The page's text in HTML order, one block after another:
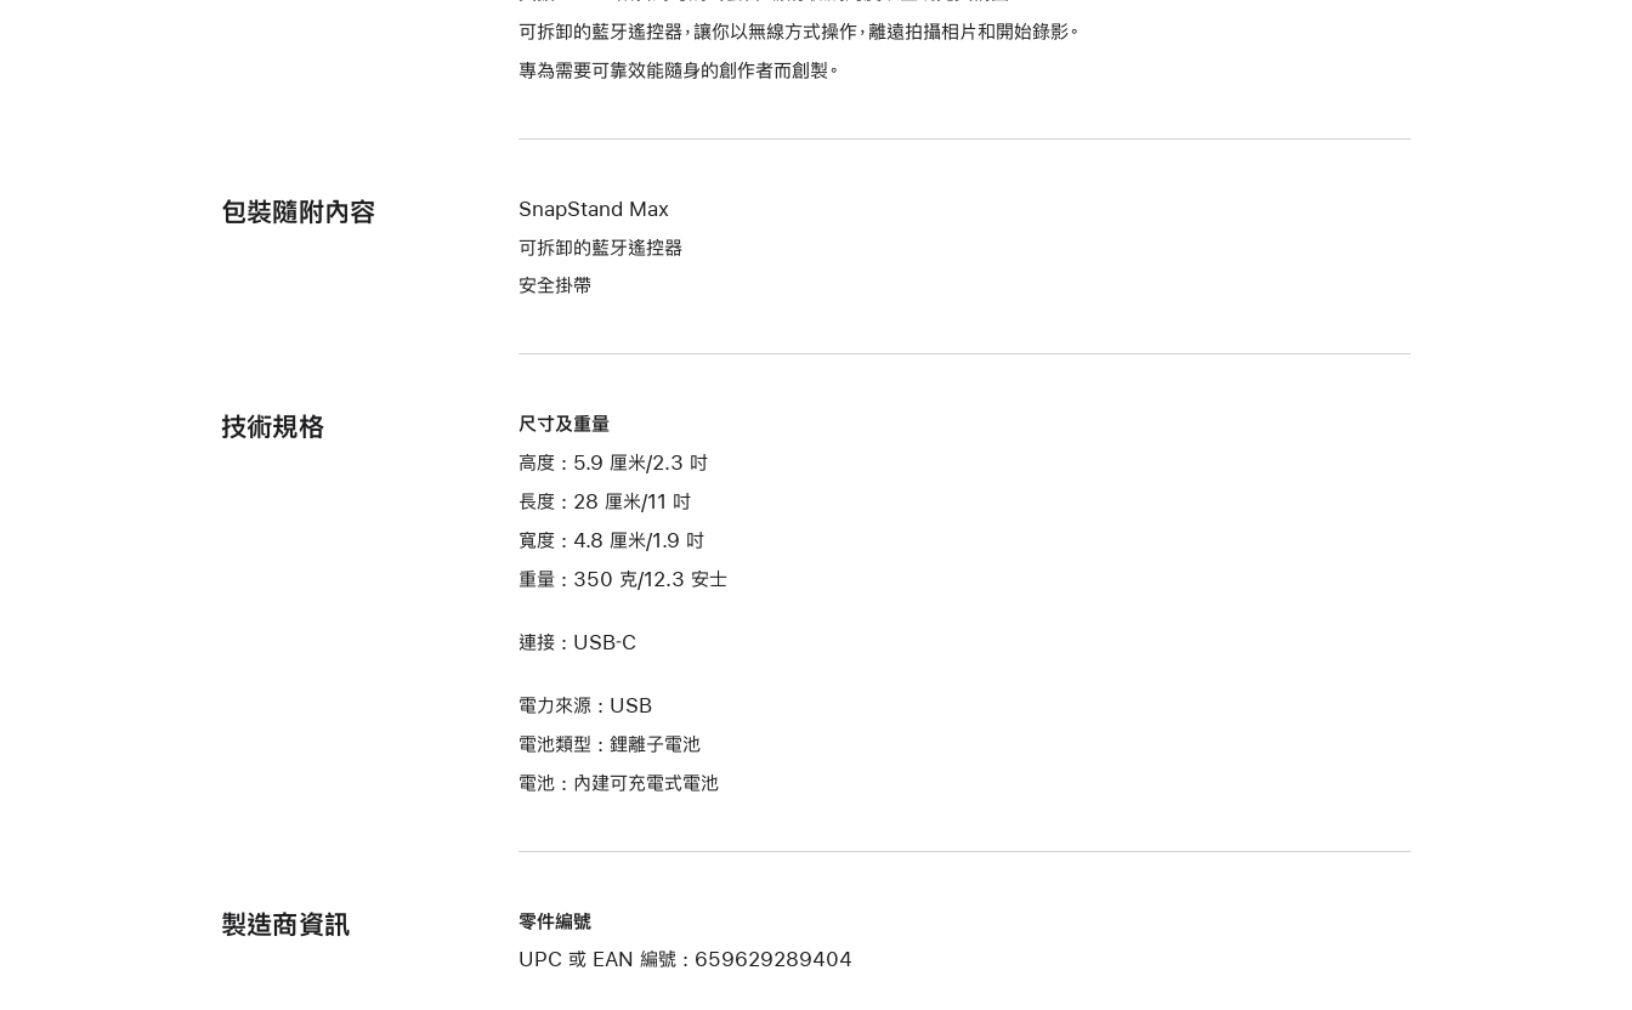
可拆卸的藍牙遙控器，讓你以無線方式操作，離遠拍攝相片和開始錄影。
專為需要可靠效能隨身的創作者而創製。
包裝隨附內容
SnapStand Max
可拆卸的藍牙遙控器
安全掛帶
技術規格
尺寸及重量
高度 : 5.9 厘米/2.3 吋
長度 : 28 厘米/11 吋
寬度 : 4.8 厘米/1.9 吋
重量 : 350 克/12.3 安士
連接 : USB‑C
電力來源 : USB
電池類型 : 鋰離子電池
電池 : 內建可充電式電池
製造商資訊
零件編號
UPC 或 EAN 編號 : 659629289404